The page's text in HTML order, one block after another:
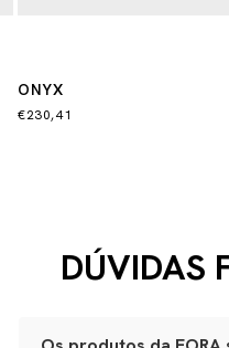
ONYX
€230,41
DÚVIDAS